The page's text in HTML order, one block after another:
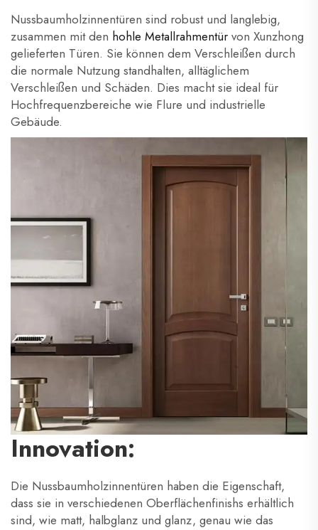
Nussbaumholzinnentüren sind robust und langlebig,
zusammen mit den hohle Metallrahmentür von Xunzhong
gelieferten Türen. Sie können dem Verschleißen durch
die normale Nutzung standhalten, alltäglichem
Verschleißen und Schäden. Dies macht sie ideal für
Hochfrequenzbereiche wie Flure und industrielle
Gebäude.
Innovation:
Die Nussbaumholzinnentüren haben die Eigenschaft,
dass sie in verschiedenen Oberflächenfinishs erhältlich
sind, wie matt, halbglanz und glanz, genau wie das